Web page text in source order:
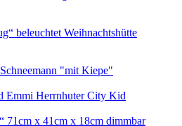
Weihnachtshütte
Schneemann "mit Kiepe"
Emmi Herrnhuter City Kid